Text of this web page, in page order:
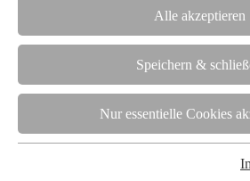
Alle akzeptieren
Speichern &
Nur essentielle Cookies
Die Holzforschung Austria ist
Team
Unsere gesamte Kompetenz ist in unseren
gebündelt